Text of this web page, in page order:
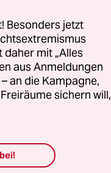
Besonders jetzt
mit „Alles
aus Anmeldungen
an die Kampagne,
sichern will,